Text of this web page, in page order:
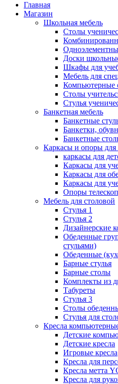
Главная
Магазин
Школьная мебель
Столы
Доски
Шкафы для
Мебель для
Компьютерные
Столы
Стулья
Банкетная мебель
Банкетные
Банкетки,
Банкетные
Каркасы и опоры для
каркасы для
Каркасы для
Каркасы для
Каркасы для
Опоры
Мебель для столовой
Стулья 1
Стулья 2
Дизайнерские
Обеденные
стульями)
Обеденные
Барные стулья
Барные столы
Комплекты из
Табуреты
Стулья 3
Столы
Стулья для
Кресла
Детские
Детские кресла
Игровые кресла
Кресла для
Кресла метта
Кресла для